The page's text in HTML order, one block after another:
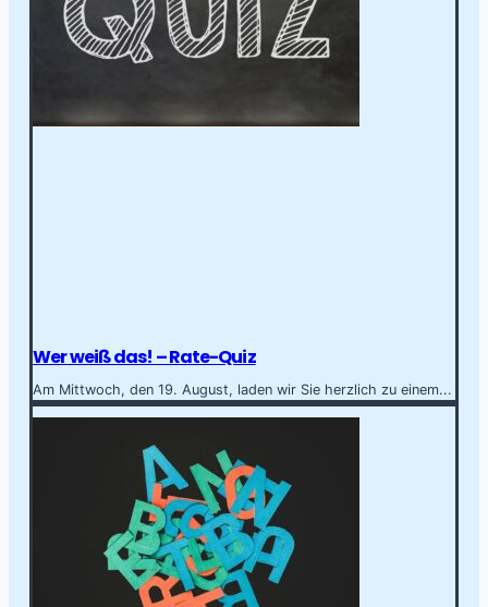
Wer weiß das! – Rate-Quiz
Am Mittwoch, den 19. August, laden wir Sie herzlich zu einem...